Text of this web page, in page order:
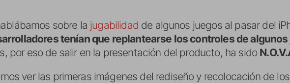
sobre la jugabilidad de algunos juegos al pasar del
tenían que replantearse los controles de
por eso de salir en la presentación del producto, ha sido
ver las primeras imágenes del rediseño y recolocación de